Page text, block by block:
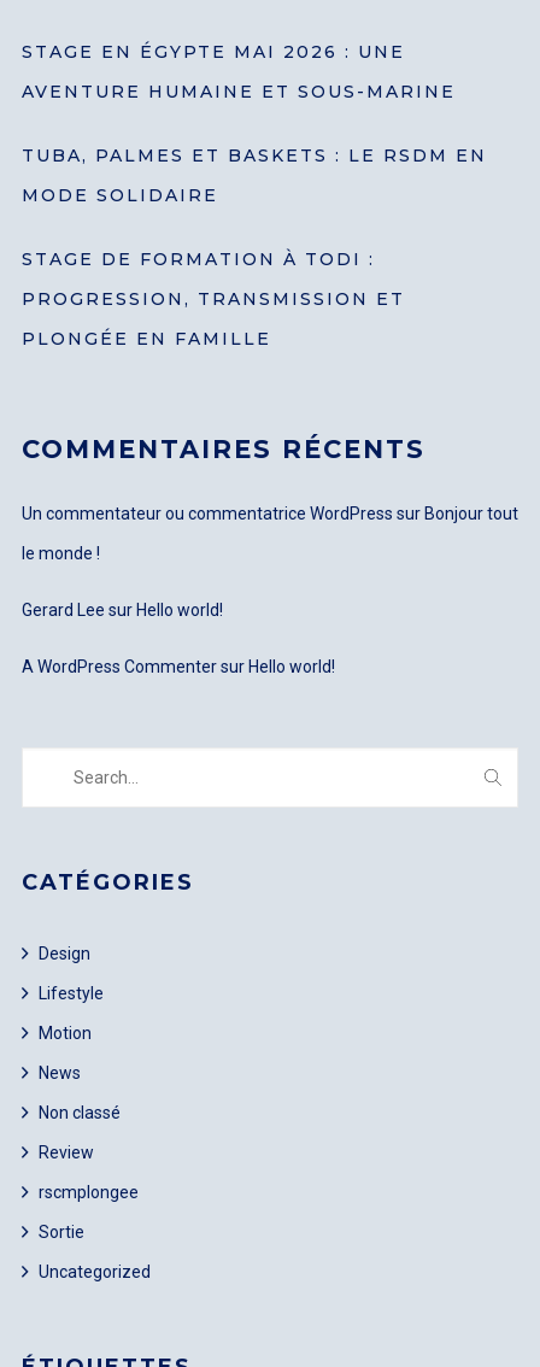
LOGIN
Username or email address
Password
STAGE EN ÉGYPTE MAI 2026 : UNE
AVENTURE HUMAINE ET SOUS-MARINE
TUBA, PALMES ET BASKETS : LE RSDM EN
MODE SOLIDAIRE
STAGE DE FORMATION À TODI :
PROGRESSION, TRANSMISSION ET
PLONGÉE EN FAMILLE
COMMENTAIRES RÉCENTS
Un commentateur ou commentatrice WordPress sur Bonjour tout
le monde !
Gerard Lee sur Hello world!
A WordPress Commentersur Hello world!
CATÉGORIES
Design
Lifestyle
Motion
News
Non classé
Review
rscmplongee
Sortie
Uncategorized